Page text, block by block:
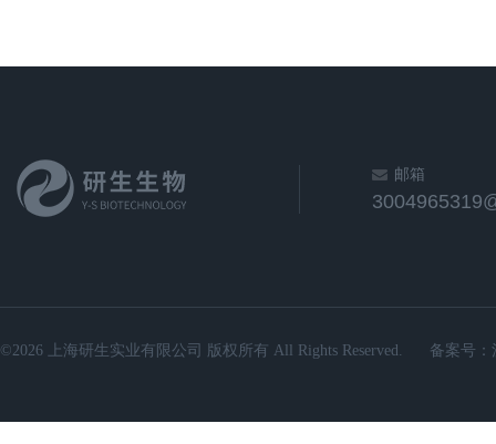
邮箱
©2026 上海研生实业有限公司 版权所有 All Rights Reserved. 备案号：